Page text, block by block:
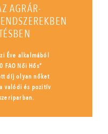
AGRÁR-
Éve alkalmából
Női Hős”
díj olyan nőket
valódi és pozitív